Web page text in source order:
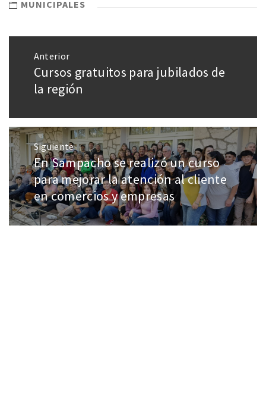
MUNICIPALES
Anterior
Cursos gratuitos para jubilados de
la región
Siguiente
En Sampacho se realizó un curso
para mejorar la atención al cliente
en comercios y empresas